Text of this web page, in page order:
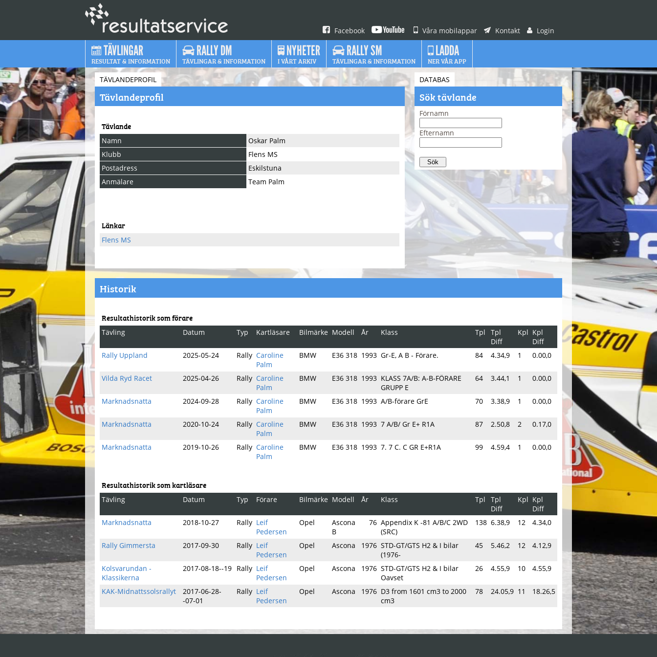
Facebook Våra mobilappar Kontakt Login
TÄVLINGAR
RESULTAT & INFORMATION
RALLY DM
TÄVLINGAR & INFORMATION
NYHETER
I VÅRT ARKIV
RALLY SM
TÄVLINGAR & INFORMATION
LADDA
NER VÅR APP
TÄVLANDEPROFIL
Tävlandeprofil
Tävlande
Namn
Oskar Palm
Klubb
Flens MS
Postadress
Eskilstuna
Anmälare
Team Palm
Länkar
Flens MS
DATABAS
Sök tävlande
Förnamn
Efternamn
Historik
Resultathistorik som förare
Tävling Datum Typ Kartläsare Bilmärke Modell År Klass Tpl
Tpl
Diff
Kpl Kpl
Diff
Rally Uppland
2025-05-24 Rally Caroline
Palm
BMW E36 318 1993 Gr-E, A B - Förare. 84 4.34,9 1 0.00,0
Vilda Ryd Racet 2025-04-26 Rally Caroline
Palm
BMW E36 318 1993 KLASS 7A/B: A-B-FÖRARE
GRUPP E
64 3.44,1 1 0.00,0
Marknadsnatta 2024-09-28 Rally Caroline
Palm
BMW E36 318 1993 A/B-förare GrE 70 3.38,9 1 0.00,0
Marknadsnatta 2020-10-24 Rally Caroline
Palm
BMW E36 318 1993 7 A/B/ Gr E+ R1A 87 2.50,8 2 0.17,0
Marknadsnatta 2019-10-26 Rally Caroline
Palm
BMW E36 318 1993 7. 7 C. C GR E+R1A 99 4.59,4 1 0.00,0
Resultathistorik som kartläsare
Tävling Datum Typ Förare Bilmärke Modell År Klass Tpl
Tpl
Diff
Kpl Kpl
Diff
Marknadsnatta
2018-10-27 Rally Leif
Pedersen
Opel
Ascona
B
76 Appendix K -81 A/B/C 2WD
(SRC)
138 6.38,9 12 4.34,0
Rally Gimmersta 2017-09-30 Rally Leif
Pedersen
Opel Ascona 1976 STD-GT/GTS H2 & I bilar
(1976-
45 5.46,2 12 4.12,9
Kolsvarundan -
Klassikerna
2017-08-18--19 Rally Leif
Pedersen
Opel Ascona 1976 STD-GT/GTS H2 & I bilar
Oavset
26 4.55,9 10 4.55,9
KAK-Midnattssolsrallyt
2017-06-28-
-07-01
Rally Leif
Pedersen
Opel Ascona 1976 D3 from 1601 cm3 to 2000
cm3
78 24.05,9 11 18.26,5